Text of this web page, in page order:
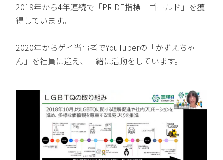
2019年から4年連続で「PRIDE指標 ゴールド」を獲
得しています。
2020年からゲイ当事者でYouTuberの「かずえちゃ
ん」を社員に迎え、一緒に活動をしています。